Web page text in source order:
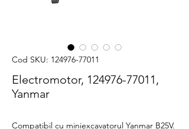
Cod SKU: 124976-77011
Electromotor, 124976-77011,
Yanmar
Compatibil cu miniexcavatorul Yanmar B25V.